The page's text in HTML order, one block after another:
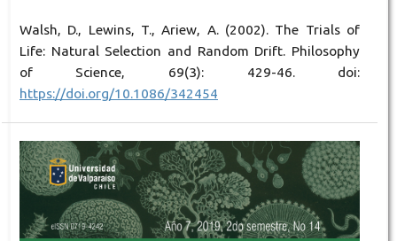
Walsh, D., Lewins, T., Ariew, A. (2002). The Trials of
Life: Natural Selection and Random Drift. Philosophy
of Science, 69(3): 429-46. doi:
https://doi.org/10.1086/342454